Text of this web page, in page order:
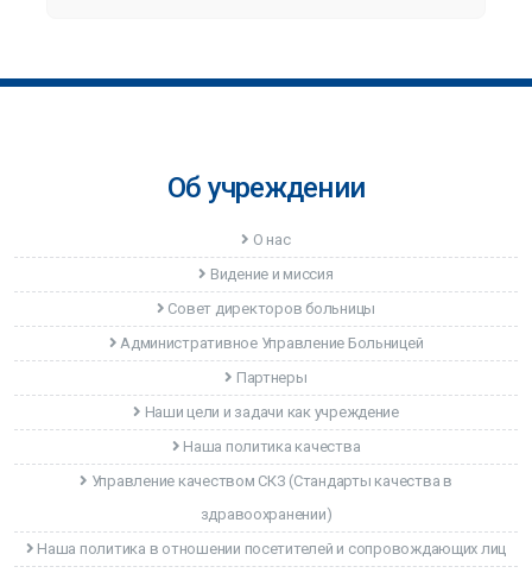
Об учреждении
О нас
Видение и миссия
Совет директоров больницы
Административное Управление Больницей
Партнеры
Наши цели и задачи как учреждение
Наша политика качества
Управление качеством CКЗ (Стандарты качества в
здравоохранении)
Наша политика в отношении посетителей и сопровождающих лиц